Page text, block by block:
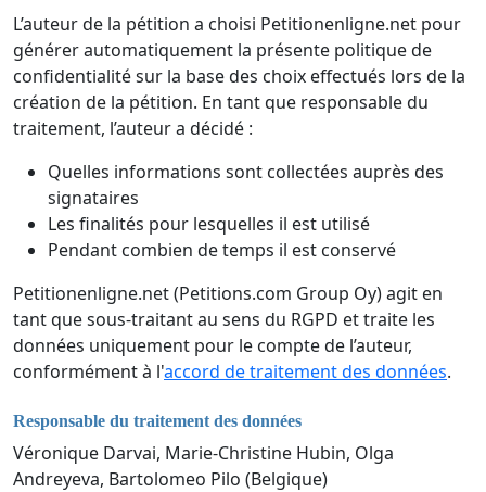
L’auteur de la pétition a choisi Petitionenligne.net pour
générer automatiquement la présente politique de
confidentialité sur la base des choix effectués lors de la
création de la pétition. En tant que responsable du
traitement, l’auteur a décidé :
Quelles informations sont collectées auprès des
signataires
Les finalités pour lesquelles il est utilisé
Pendant combien de temps il est conservé
Petitionenligne.net (Petitions.com Group Oy) agit en
tant que sous-traitant au sens du RGPD et traite les
données uniquement pour le compte de l’auteur,
conformément à l'accord de traitement des données.
Responsable du traitement des données
Véronique Darvai, Marie-Christine Hubin, Olga
Andreyeva, Bartolomeo Pilo (Belgique)